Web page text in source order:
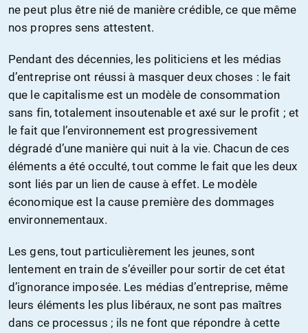
ne peut plus être nié de manière crédible, ce que même
nos propres sens attestent.
Pendant des décennies, les politiciens et les médias
d’entreprise ont réussi à masquer deux choses : le fait
que le capitalisme est un modèle de consommation
sans fin, totalement insoutenable et axé sur le profit ; et
le fait que l’environnement est progressivement
dégradé d’une manière qui nuit à la vie. Chacun de ces
éléments a été occulté, tout comme le fait que les deux
sont liés par un lien de cause à effet. Le modèle
économique est la cause première des dommages
environnementaux.
Les gens, tout particulièrement les jeunes, sont
lentement en train de s’éveiller pour sortir de cet état
d’ignorance imposée. Les médias d’entreprise, même
leurs éléments les plus libéraux, ne sont pas maîtres
dans ce processus ; ils ne font que répondre à cette